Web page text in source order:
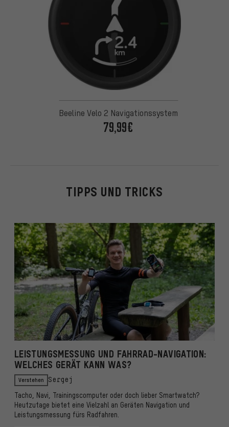
Beeline Velo 2 Navigationssystem
79,99€
TIPPS UND TRICKS
LEISTUNGSMESSUNG UND FAHRRAD-NAVIGATION:
WELCHES GERÄT KANN WAS?
Verstehen Sergej
Tacho, Navi, Trainingscomputer oder doch lieber Smartwatch?
Heutzutage bietet eine Vielzahl an Geräten Navigation und
Leistungsmessung fürs Radfahren.